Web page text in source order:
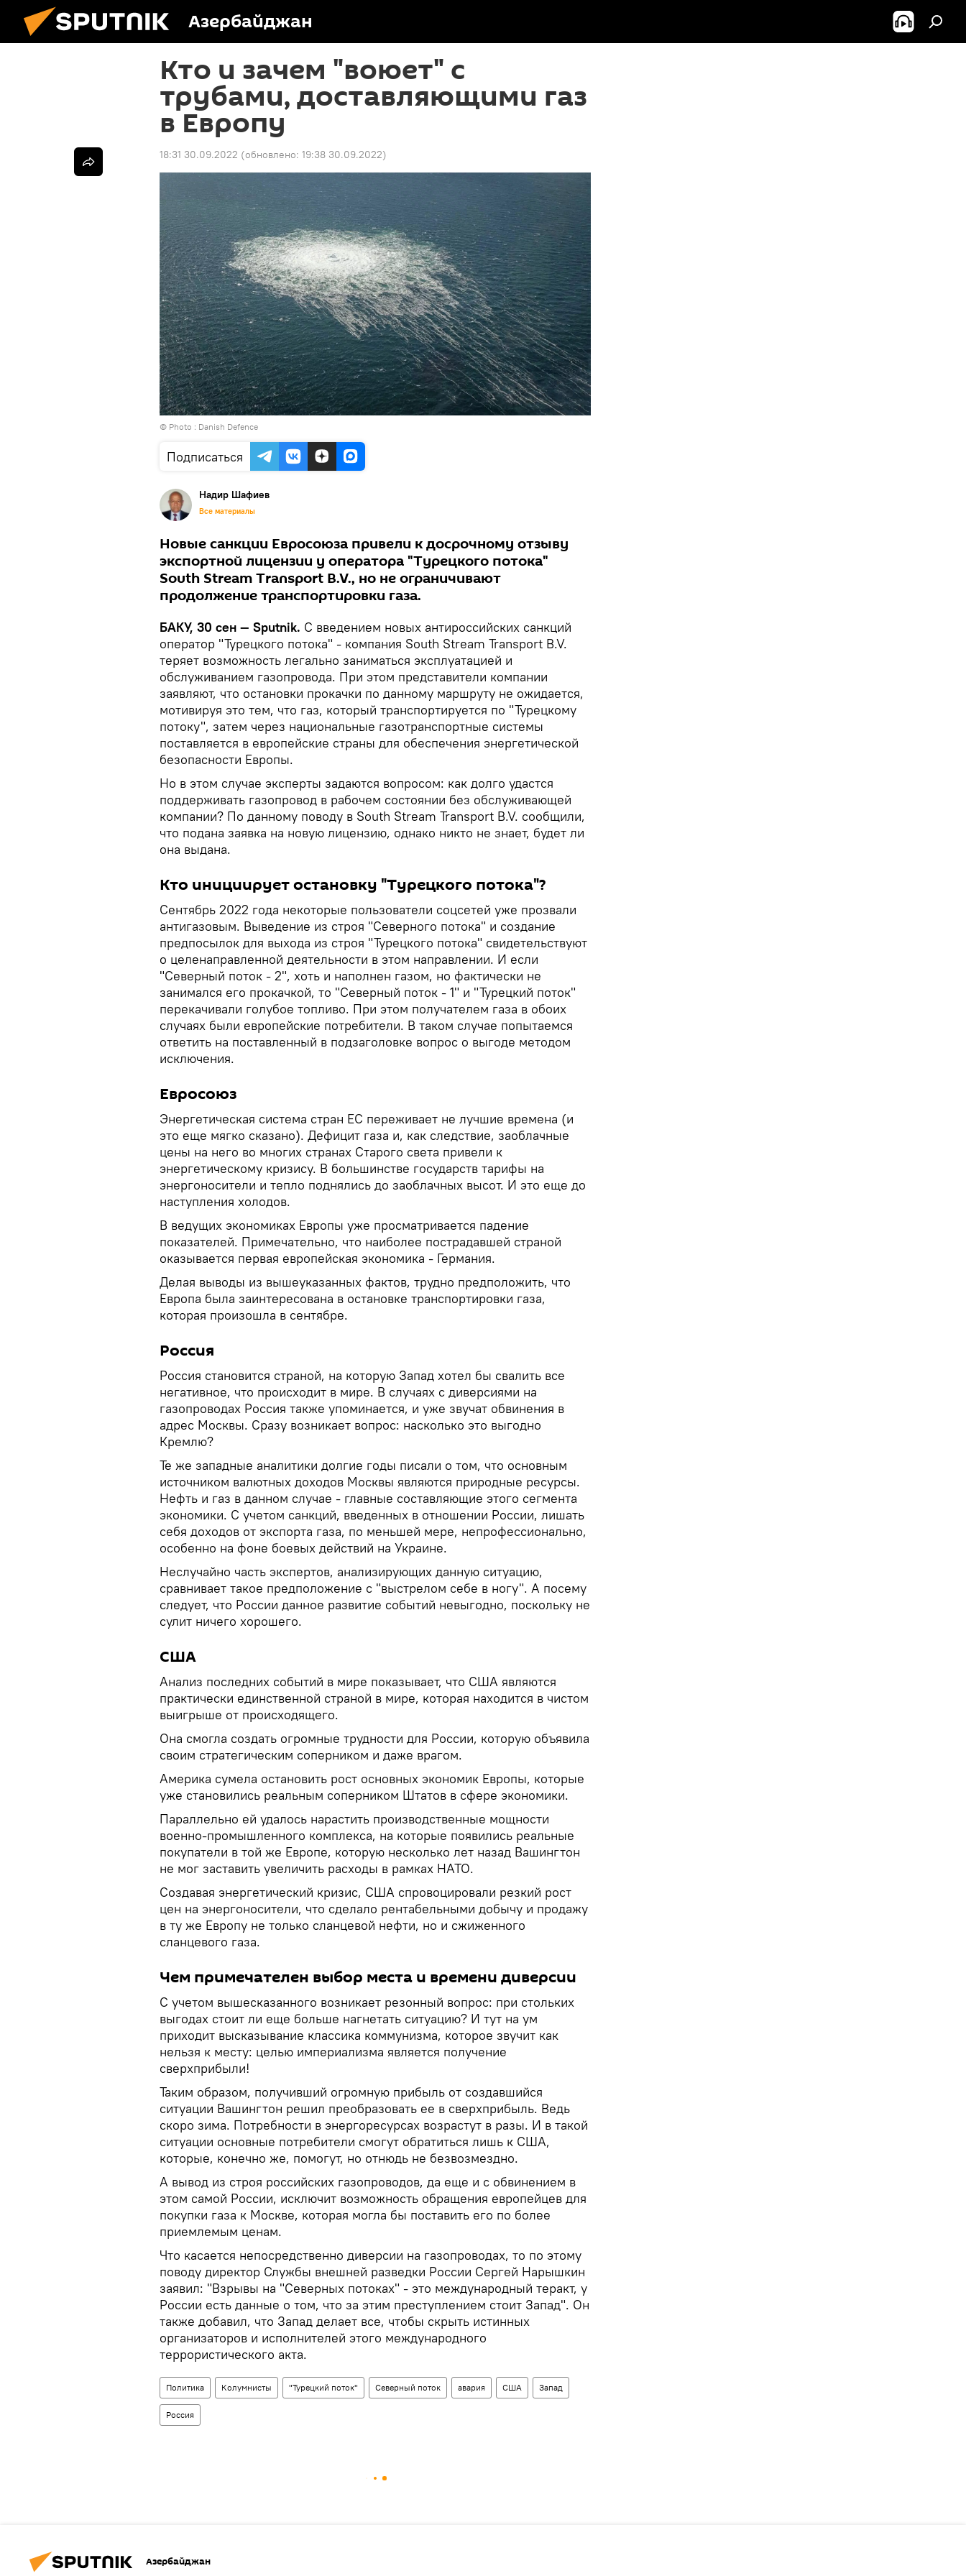
Азербайджан
Кто и зачем "воюет" с
трубами, доставляющими газ
в Европу
18:31 30.09.2022 (обновлено: 19:38 30.09.2022)
© Photo : Danish Defence
Подписаться
Надир Шафиев
Все материалы
Новые санкции Евросоюза привели к досрочному отзыву
экспортной лицензии у оператора "Турецкого потока"
South Stream Transport B.V., но не ограничивают
продолжение транспортировки газа.
БАКУ, 30 сен — Sputnik. С введением новых антироссийских санкций
оператор "Турецкого потока" - компания South Stream Transport B.V.
теряет возможность легально заниматься эксплуатацией и
обслуживанием газопровода. При этом представители компании
заявляют, что остановки прокачки по данному маршруту не ожидается,
мотивируя это тем, что газ, который транспортируется по "Турецкому
потоку", затем через национальные газотранспортные системы
поставляется в европейские страны для обеспечения энергетической
безопасности Европы.
Но в этом случае эксперты задаются вопросом: как долго удастся
поддерживать газопровод в рабочем состоянии без обслуживающей
компании? По данному поводу в South Stream Transport B.V. сообщили,
что подана заявка на новую лицензию, однако никто не знает, будет ли
она выдана.
Кто инициирует остановку "Турецкого потока"?
Сентябрь 2022 года некоторые пользователи соцсетей уже прозвали
антигазовым. Выведение из строя "Северного потока" и создание
предпосылок для выхода из строя "Турецкого потока" свидетельствуют
о целенаправленной деятельности в этом направлении. И если
"Северный поток - 2", хоть и наполнен газом, но фактически не
занимался его прокачкой, то "Северный поток - 1" и "Турецкий поток"
перекачивали голубое топливо. При этом получателем газа в обоих
случаях были европейские потребители. В таком случае попытаемся
ответить на поставленный в подзаголовке вопрос о выгоде методом
исключения.
Евросоюз
Энергетическая система стран ЕС переживает не лучшие времена (и
это еще мягко сказано). Дефицит газа и, как следствие, заоблачные
цены на него во многих странах Старого света привели к
энергетическому кризису. В большинстве государств тарифы на
энергоносители и тепло поднялись до заоблачных высот. И это еще до
наступления холодов.
В ведущих экономиках Европы уже просматривается падение
показателей. Примечательно, что наиболее пострадавшей страной
оказывается первая европейская экономика - Германия.
Делая выводы из вышеуказанных фактов, трудно предположить, что
Европа была заинтересована в остановке транспортировки газа,
которая произошла в сентябре.
Россия
Россия становится страной, на которую Запад хотел бы свалить все
негативное, что происходит в мире. В случаях с диверсиями на
газопроводах Россия также упоминается, и уже звучат обвинения в
адрес Москвы. Сразу возникает вопрос: насколько это выгодно
Кремлю?
Те же западные аналитики долгие годы писали о том, что основным
источником валютных доходов Москвы являются природные ресурсы.
Нефть и газ в данном случае - главные составляющие этого сегмента
экономики. С учетом санкций, введенных в отношении России, лишать
себя доходов от экспорта газа, по меньшей мере, непрофессионально,
особенно на фоне боевых действий на Украине.
Неслучайно часть экспертов, анализирующих данную ситуацию,
сравнивает такое предположение с "выстрелом себе в ногу". А посему
следует, что России данное развитие событий невыгодно, поскольку не
сулит ничего хорошего.
США
Анализ последних событий в мире показывает, что США являются
практически единственной страной в мире, которая находится в чистом
выигрыше от происходящего.
Она смогла создать огромные трудности для России, которую объявила
своим стратегическим соперником и даже врагом.
Америка сумела остановить рост основных экономик Европы, которые
уже становились реальным соперником Штатов в сфере экономики.
Параллельно ей удалось нарастить производственные мощности
военно-промышленного комплекса, на которые появились реальные
покупатели в той же Европе, которую несколько лет назад Вашингтон
не мог заставить увеличить расходы в рамках НАТО.
Создавая энергетический кризис, США спровоцировали резкий рост
цен на энергоносители, что сделало рентабельными добычу и продажу
в ту же Европу не только сланцевой нефти, но и сжиженного
сланцевого газа.
Чем примечателен выбор места и времени диверсии
С учетом вышесказанного возникает резонный вопрос: при стольких
выгодах стоит ли еще больше нагнетать ситуацию? И тут на ум
приходит высказывание классика коммунизма, которое звучит как
нельзя к месту: целью империализма является получение
сверхприбыли!
Таким образом, получивший огромную прибыль от создавшийся
ситуации Вашингтон решил преобразовать ее в сверхприбыль. Ведь
скоро зима. Потребности в энергоресурсах возрастут в разы. И в такой
ситуации основные потребители смогут обратиться лишь к США,
которые, конечно же, помогут, но отнюдь не безвозмездно.
А вывод из строя российских газопроводов, да еще и с обвинением в
этом самой России, исключит возможность обращения европейцев для
покупки газа к Москве, которая могла бы поставить его по более
приемлемым ценам.
Что касается непосредственно диверсии на газопроводах, то по этому
поводу директор Службы внешней разведки России Сергей Нарышкин
заявил: "Взрывы на "Северных потоках" - это международный теракт, у
России есть данные о том, что за этим преступлением стоит Запад". Он
также добавил, что Запад делает все, чтобы скрыть истинных
организаторов и исполнителей этого международного
террористического акта.
Политика Колумнисты "Турецкий поток" Северный поток авария США Запад
Россия
Азербайджан